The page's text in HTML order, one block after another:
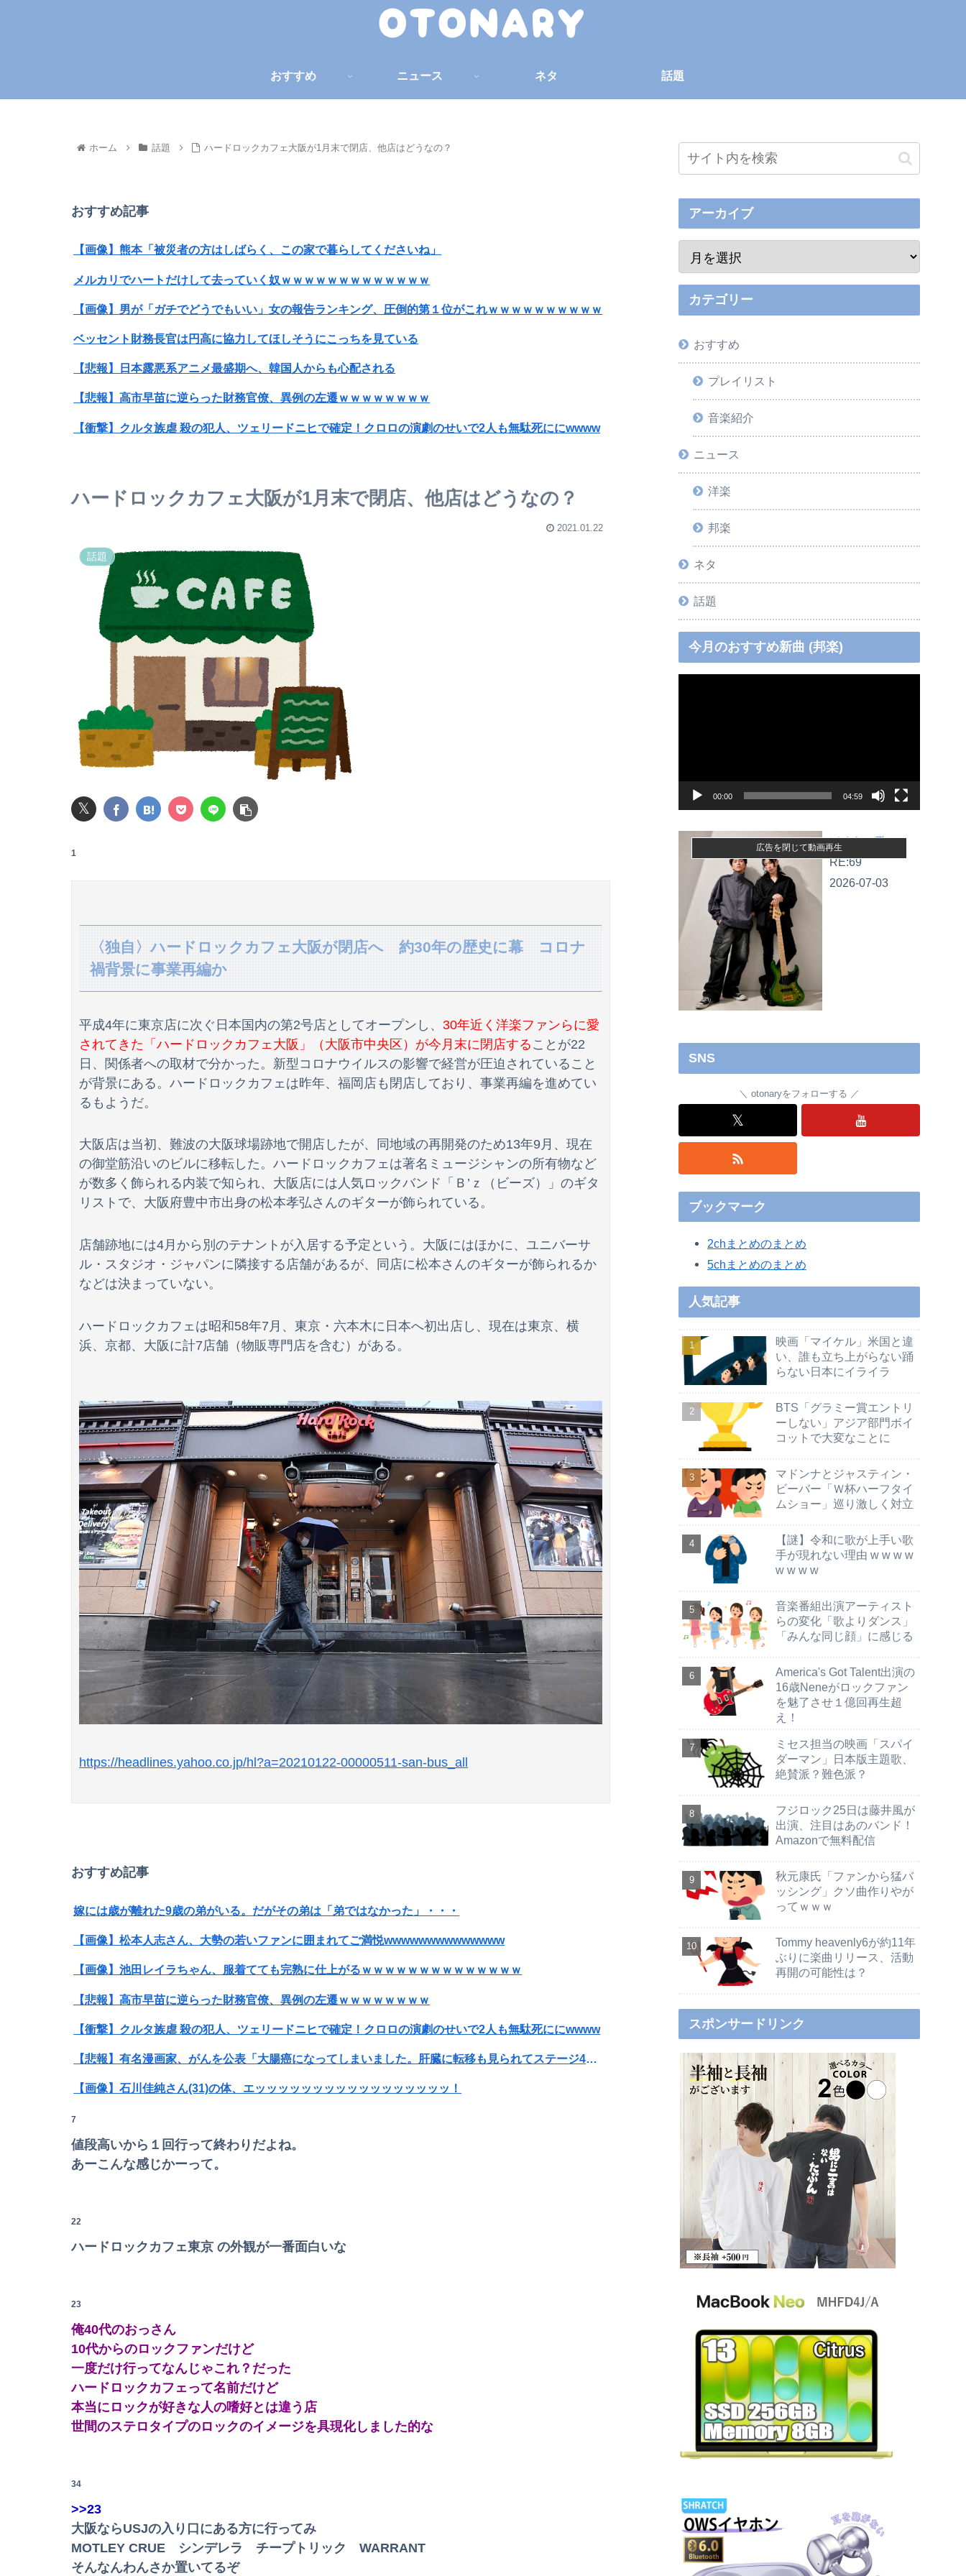
おすすめ ニュース ネタ 話題
ホーム 話題 ハードロックカフェ大阪が1月末で閉店、他店はどうなの？
おすすめ記事
【画像】熊本「被災者の方はしばらく、この家で暮らしてくださいね」
メルカリでハートだけして去っていく奴ｗｗｗｗｗｗｗｗｗｗｗｗｗ
【画像】男が「ガチでどうでもいい」女の報告ランキング、圧倒的第１位がこれｗｗｗｗｗｗｗｗｗｗ
ベッセント財務長官は円高に協力してほしそうにこっちを見ている
【悲報】日本露悪系アニメ最盛期へ、韓国人からも心配される
【悲報】高市早苗に逆らった財務官僚、異例の左遷ｗｗｗｗｗｗｗｗ
【衝撃】クルタ族虐 殺の犯人、ツェリードニヒで確定！クロロの演劇のせいで2人も無駄死ににwwww
【画像】石川佳純さん(31)の体、エッッッッッッッッッッッッッッッッッ！
【悲報】洗濯バサミ、砕け弾ける
【悲報】最近のRPG、『宿屋』の存在意義が薄い
中日ドラゴンズ、Aクラスまで3ゲーム差wwww
【ハンターハンター】なんか思ってた奴と違う…！
嫁には歳が離れた9歳の弟がいる。だがその弟は「弟ではなかった」・・・
【画像】松本人志さん、大勢の若いファンに囲まれてご満悦wwwwwwwwwwwwww
【画像】池田レイラちゃん、服着てても完熟に仕上がるｗｗｗｗｗｗｗｗｗｗｗｗｗｗ
【速報】熊本イオンモール、爆発の原因は『これ』の可能性
【悲報】Amazon、デザイン改悪か
義兄嫁が自宅をサロンにして姪を毎日ウトメへ預ける生活に。数年後、そのツケが一気に回ってきて…
【日向坂46】公式からの注意喚起、ヤフートップに掲載される
【警告】地震を利用してデマを垂れ流した人間、悲惨な末路を迎える…
【朗報】ガチのおひさまの本棚、ガチでエグいwwwwwwww
彼氏とのデートの会計で彼が「端数の25円出して」正直に出したらこうなったwww
【画像】女子のバストの測り方、エ●すぎワロタｗｗｗｗｗｗｗｗｗｗｗｗ❤
【悲報】歩きスマホ女子さん、立体駐車場に無事格納されてしまう
【画像】日焼け口リの締まったお尻っていいよね！ｗｗｗｗｗ
刈川くるみアナ くっきり巨乳が揺れる！！【GIF動画あり】
【速報】とある魔術の禁書目録、最新刊でヒロイン戦争決着wwwwwwwwwwwww
なんでみんなそんなに共産主義嫌なん？
Powered by livedoor 相互RSS
ハードロックカフェ大阪が1月末で閉店、他店はどうなの？
2021.01.22
話題
𝕏
1
〈独自〉ハードロックカフェ大阪が閉店へ 約30年の歴史に幕 コロナ
禍背景に事業再編か
平成4年に東京店に次ぐ日本国内の第2号店としてオープンし、 30年近く洋楽ファンらに愛
されてきた「ハードロックカフェ大阪」（大阪市中央区）が今月末に閉店する ことが22
日、関係者への取材で分かった。新型コロナウイルスの影響で経営が圧迫されていること
が背景にある。ハードロックカフェは昨年、福岡店も閉店しており、事業再編を進めてい
るもようだ。
大阪店は当初、難波の大阪球場跡地で開店したが、同地域の再開発のため13年9月、現在
の御堂筋沿いのビルに移転した。ハードロックカフェは著名ミュージシャンの所有物など
が数多く飾られる内装で知られ、大阪店には人気ロックバンド「Ｂ’ｚ（ビーズ）」のギタ
リストで、大阪府豊中市出身の松本孝弘さんのギターが飾られている。
店舗跡地には4月から別のテナントが入居する予定という。大阪にはほかに、ユニバーサ
ル・スタジオ・ジャパンに隣接する店舗があるが、同店に松本さんのギターが飾られるか
などは決まっていない。
ハードロックカフェは昭和58年7月、東京・六本木に日本へ初出店し、現在は東京、横
浜、京都、大阪に計7店舗（物販専門店を含む）がある。
https://headlines.yahoo.co.jp/hl?a=20210122-00000511-san-bus_all
おすすめ記事
嫁には歳が離れた9歳の弟がいる。だがその弟は「弟ではなかった」・・・
【画像】松本人志さん、大勢の若いファンに囲まれてご満悦wwwwwwwwwwwwww
【画像】池田レイラちゃん、服着てても完熟に仕上がるｗｗｗｗｗｗｗｗｗｗｗｗｗｗ
【悲報】高市早苗に逆らった財務官僚、異例の左遷ｗｗｗｗｗｗｗｗ
【衝撃】クルタ族虐 殺の犯人、ツェリードニヒで確定！クロロの演劇のせいで2人も無駄死ににwwww
【悲報】有名漫画家、がんを公表「大腸癌になってしまいました。肝臓に転移も見られてステージ4です」
【画像】石川佳純さん(31)の体、エッッッッッッッッッッッッッッッッッ！
【警告】社会人「スムージーにキウイ皮ごと入れよ。これ美容にいいんだよね〜」→ 結果…
【速報】熊本イオンモール、爆発の原因は『これ』の可能性
義兄嫁が自宅をサロンにして姪を毎日ウトメへ預ける生活に。数年後、そのツケが一気に回ってきて…
【日向坂46】公式からの注意喚起、ヤフートップに掲載される
【警告】地震を利用してデマを垂れ流した人間、悲惨な末路を迎える…
消費税減税に反対していた財務省の面目が丸潰れに、減税が決まった途端に市場が動き出したが……
【画像】熊本「被災者の方はしばらく、この家で暮らしてくださいね」
【画像】日焼け口リの締まったお尻っていいよね！ｗｗｗｗｗ
7
値段高いから１回行って終わりだよね。
あーこんな感じかーって。
22
ハードロックカフェ東京 の外観が一番面白いな
23
俺40代のおっさん
10代からのロックファンだけど
一度だけ行ってなんじゃこれ？だった
ハードロックカフェって名前だけど
本当にロックが好きな人の嗜好とは違う店
世間のステロタイプのロックのイメージを具現化しました的な
34
>>23
大阪ならUSJの入り口にある方に行ってみ
MOTLEY CRUE シンデレラ チープトリック WARRANT
そんなんわんさか置いてるぞ
アーカイブ
カテゴリー
おすすめ
プレイリスト
音楽紹介
ニュース
洋楽
邦楽
ネタ
話題
今月のおすすめ新曲 (邦楽)
ー
00:00 04:59
ぼくらの歌
RE:69
2026-07-03
SNS
otonaryをフォローする
𝕏
ブックマーク
2chまとめのまとめ
5chまとめのまとめ
人気記事
映画「マイケル」米国と違
い、誰も立ち上がらない踊
らない日本にイライラ
BTS「グラミー賞エントリ
ーしない」アジア部門ボイ
コットで大変なことに
マドンナとジャスティン・
ビーバー「Ｗ杯ハーフタイ
ムショー」巡り激しく対立
【謎】令和に歌が上手い歌
手が現れない理由 w w w w
w w w w
音楽番組出演アーティスト
らの変化「歌よりダンス」
「みんな同じ顔」に感じる
America's Got Talent出演の
16歳Neneがロックファン
を魅了させ１億回再生超
え！
ミセス担当の映画「スパイ
ダーマン」日本版主題歌、
絶賛派？難色派？
フジロック25日は藤井風が
出演、注目はあのバンド！
Amazonで無料配信
秋元康氏「ファンから猛バ
ッシング」クソ曲作りやが
ってｗｗｗ
Tommy heavenly6が約11年
ぶりに楽曲リリース、活動
再開の可能性は？
スポンサードリンク
広告を閉じて動画再生